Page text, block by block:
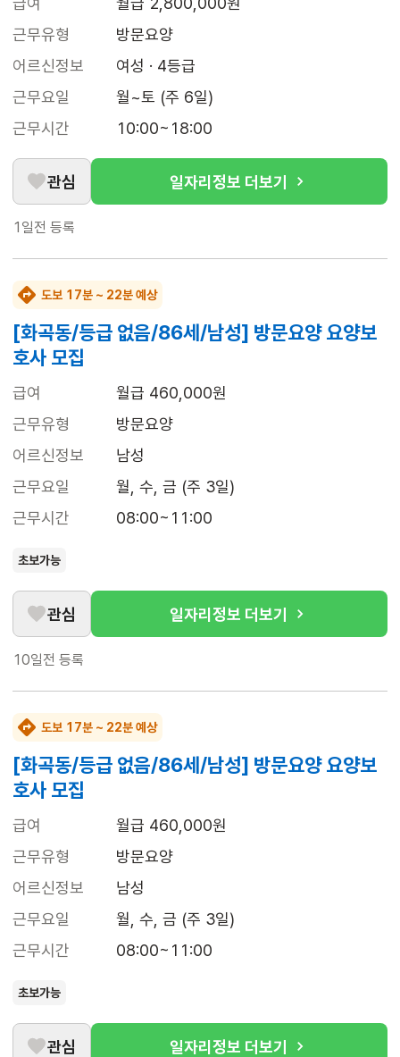
근무유형
방문요양
어르신정보
여성 · 4등급
근무요일
월~토 (주 6일)
근무시간
10:00~18:00
관심 일자리정보 더보기
1일전 등록
도보 17분 ~ 22분 예상
[화곡동/등급 없음/86세/남성] 방문요양 요양보
호사 모집
급여
월급 460,000원
근무유형
방문요양
어르신정보
남성
근무요일
월, 수, 금 (주 3일)
근무시간
08:00~11:00
초보가능
관심 일자리정보 더보기
10일전 등록
도보 17분 ~ 22분 예상
[화곡동/등급 없음/86세/남성] 방문요양 요양보
호사 모집
급여
월급 460,000원
근무유형
방문요양
어르신정보
남성
근무요일
월, 수, 금 (주 3일)
근무시간
08:00~11:00
초보가능
관심 일자리정보 더보기